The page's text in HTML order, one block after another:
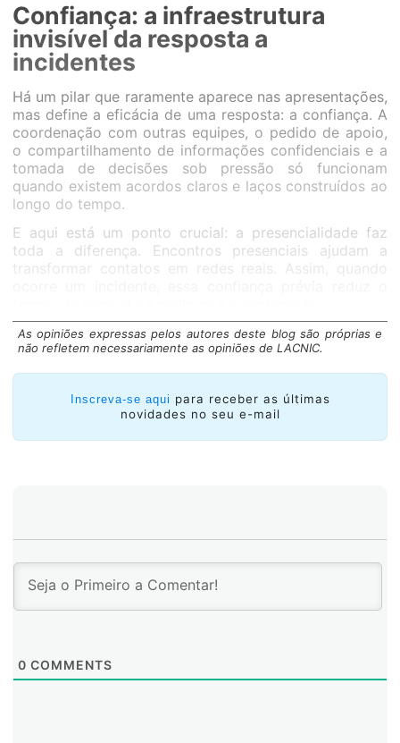
Confiança: a infraestrutura
invisível da resposta a
incidentes
Há um pilar que raramente aparece nas apresentações,
mas define a eficácia de uma resposta: a confiança. A
coordenação com outras equipes, o pedido de apoio,
o compartilhamento de informações confidenciais e a
tomada de decisões sob pressão só funcionam
quando existem acordos claros e laços construídos ao
longo do tempo.
E aqui está um ponto crucial: a presencialidade faz
toda a diferença. Encontros presenciais ajudam a
transformar contatos em redes reais. Assim, quando
FIRST: comunidade global e
espaços para aprofundar
FIRST tem sido, durante anos, uma referência para
equipes de resposta no mundo todo, e para nós
também. Seu maior valor reside no que ela possibilita:
As opiniões expressas pelos autores deste blog são próprias e
não refletem necessariamente as opiniões de LACNIC.
Inscreva-se aqui para receber as últimas
novidades no seu e-mail
0 COMMENTS